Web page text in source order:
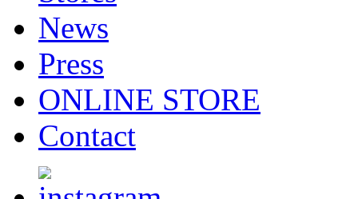
News
Press
ONLINE STORE
Contact